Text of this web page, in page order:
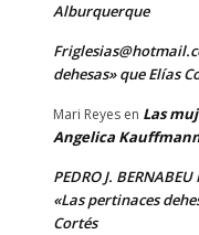
Alburquerque
dehesas» que Elías
Mari Reyes en Las
Angelica
PEDRO J. BERNABEU
«Las pertinaces
Cortés